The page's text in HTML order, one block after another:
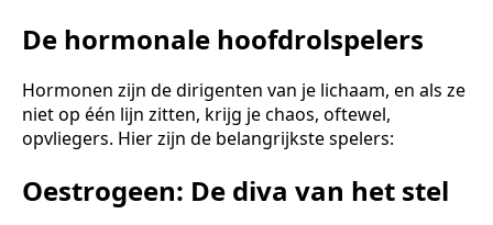
De hormonale hoofdrolspelers
Hormonen zijn de dirigenten van je lichaam, en als ze
niet op één lijn zitten, krijg je chaos, oftewel,
opvliegers. Hier zijn de belangrijkste spelers:
Oestrogeen: De diva van het stel